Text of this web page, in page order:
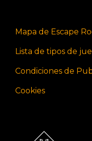
Mapa de Escape
Lista de tipos de
Condiciones de
Cookies